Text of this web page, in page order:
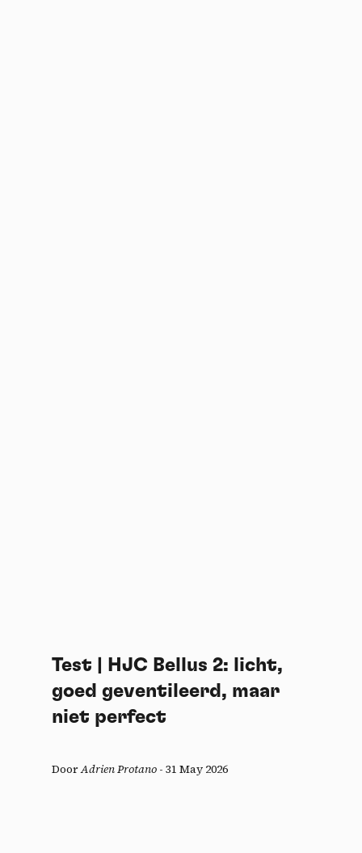
Test | HJC Bellus 2: licht,
goed geventileerd, maar
niet perfect
DoorAdrien Protano - 31 May 2026